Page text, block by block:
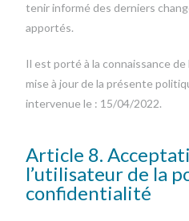
tenir informé des derniers
apportés.
Il est porté à la connaissance
mise à jour de la présente
intervenue le : 15/04/2022.
Article 8.
l’utilisateur de la
confidentialité